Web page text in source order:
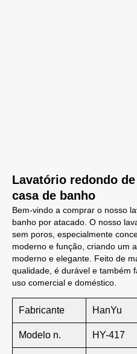
Lavatório redondo
casa de banho
Bem-vindo a comprar o nosso
banho por atacado. O nosso
sem poros, especialmente
moderno e função, criando um
moderno e elegante. Feito de
qualidade, é durável e também
uso comercial e doméstico.
Fabricante HanYu
Modelo n. HY-417